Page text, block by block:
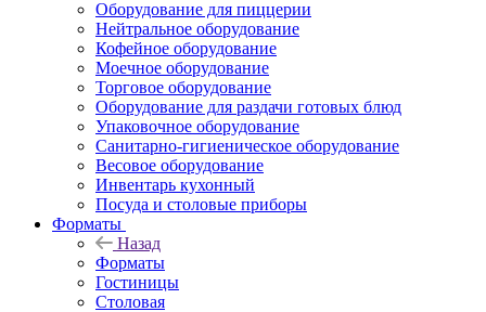
Оборудование для пиццерии
Нейтральное оборудование
Кофейное оборудование
Моечное оборудование
Торговое оборудование
Оборудование для раздачи готовых блюд
Упаковочное оборудование
Санитарно-гигиеническое оборудование
Весовое оборудование
Инвентарь кухонный
Посуда и столовые приборы
Форматы
Назад
Форматы
Гостиницы
Столовая